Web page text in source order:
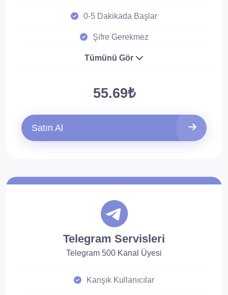
0-5 Dakikada Başlar
Şifre Gerekmez
Tümünü Gör
55.69₺
Satın Al
Telegram Servisleri
Telegram 500 Kanal Üyesi
Karışık Kullanıcılar